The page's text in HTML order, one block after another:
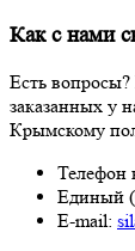
Как с нами
Есть
заказанных у
Крымскому
Телефон
Единый
E-mail: